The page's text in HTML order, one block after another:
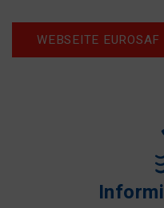
WEBSEITE EUROSAF